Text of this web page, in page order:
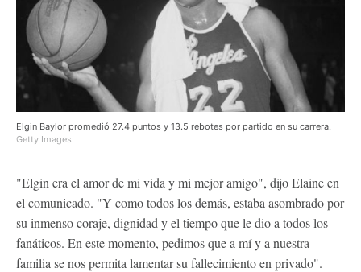
Elgin Baylor promedió 27.4 puntos y 13.5 rebotes por partido en su carrera.
Getty Images
"Elgin era el amor de mi vida y mi mejor amigo", dijo Elaine en
el comunicado. "Y como todos los demás, estaba asombrado por
su inmenso coraje, dignidad y el tiempo que le dio a todos los
fanáticos. En este momento, pedimos que a mí y a nuestra
familia se nos permita lamentar su fallecimiento en privado".